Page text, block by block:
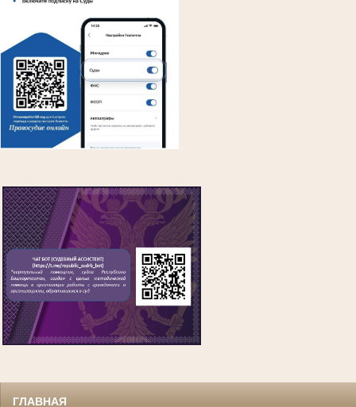
ГЛАВНАЯ